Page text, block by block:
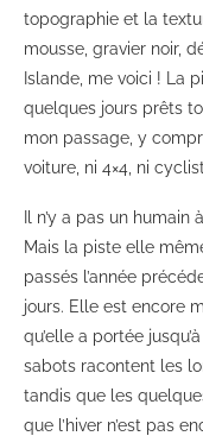
topographie et la
mousse, gravier noir,
Islande, me voici ! La
quelques jours prêts
mon passage, y
voiture, ni 4×4, ni
Il n’y a pas un
Mais la piste elle
passés l’année
jours. Elle est encore
qu’elle a portée
sabots racontent les
tandis que les
que l’hiver n’est pas